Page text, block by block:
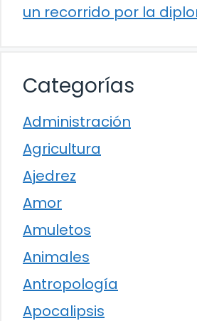
un recorrido por la
Categorías
Administración
Agricultura
Ajedrez
Amor
Amuletos
Animales
Antropología
Apocalipsis